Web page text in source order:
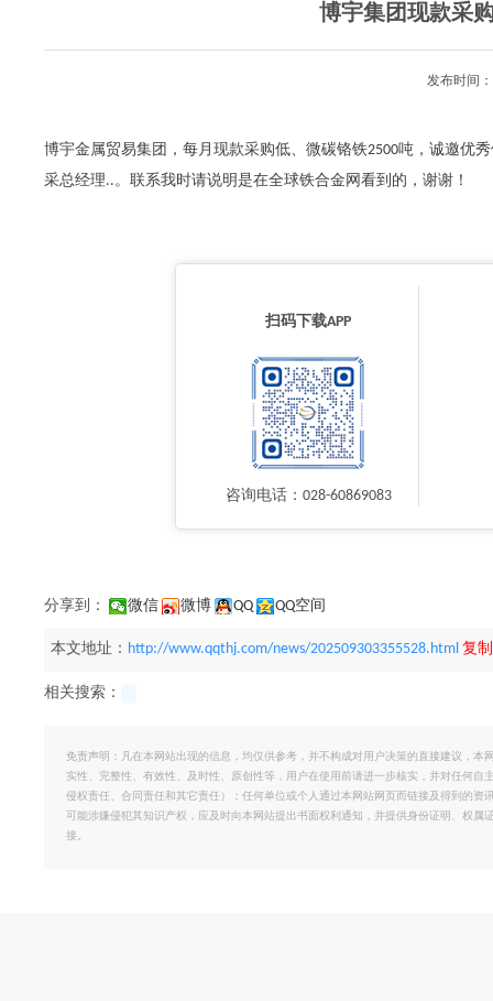
博宇集团现款采
发布时间
博宇金属贸易集团，每月现款采购低、微碳铬铁2500吨，诚邀优
采总经理..。联系我时请说明是在全球铁合金网看到的，谢谢！
扫码下载APP
咨询电话：028-60869083
分享到： 微信 微博 QQ QQ空间
本文地址： http://www.qqthj.com/news/202509303355528.html 复
相关搜索：
免责声明：凡在本网站出现的信息，均仅供参考，并不构成对用户决策的直接建议，
实性、完整性、有效性、及时性、原创性等，用户在使用前请进一步核实，并对任何
侵权责任、合同责任和其它责任）；任何单位或个人通过本网站网页而链接及得到的
可能涉嫌侵犯其知识产权，应及时向本网站提出书面权利通知，并提供身份证明、权
接。